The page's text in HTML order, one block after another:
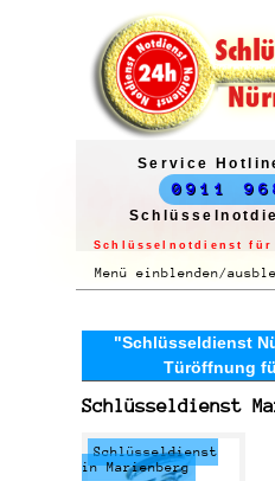
Service
0911
Schlüsselnotdienst für
Menü einblenden/
"Schlüsseldienst
Türöffnung
Schlüsseldienst
Schlüsseldienst
in Marienberg